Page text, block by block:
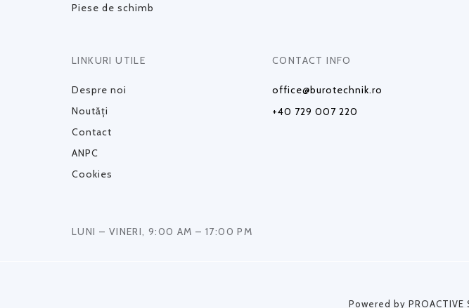
Piese de schimb
LINKURI UTILE
Despre noi
Noutăți
Contact
ANPC
Cookies
CONTACT INFO
office@burotechnik.ro
+40 729 007 220
LUNI – VINERI, 9:00 AM – 17:00 PM
Powered by PROACTIVE